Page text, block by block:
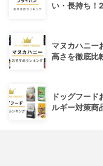
い・長持ち！
マヌカハニー
高さを徹底比
ドッグフー
ルギー対策商